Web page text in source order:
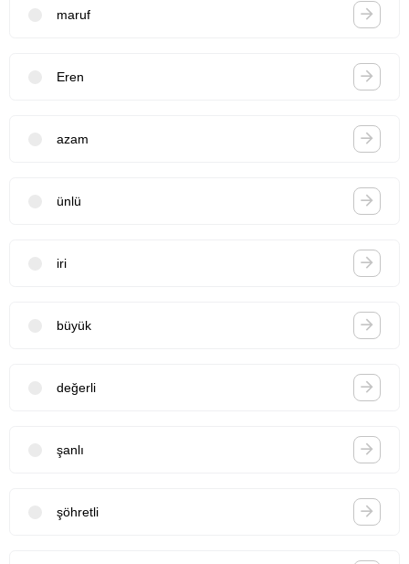
maruf
Eren
azam
ünlü
iri
büyük
değerli
şanlı
şöhretli